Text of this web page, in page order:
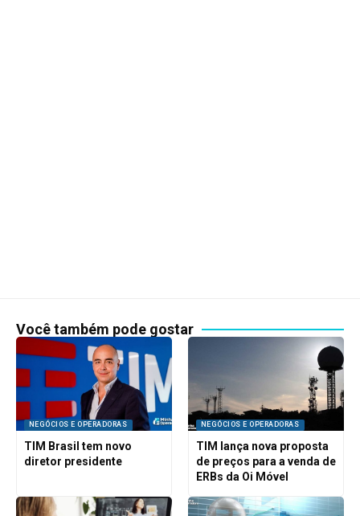
Você também pode gostar
NEGÓCIOS E OPERADORAS
TIM Brasil tem novo
diretor presidente
NEGÓCIOS E OPERADORAS
TIM lança nova proposta
de preços para a venda de
ERBs da Oi Móvel